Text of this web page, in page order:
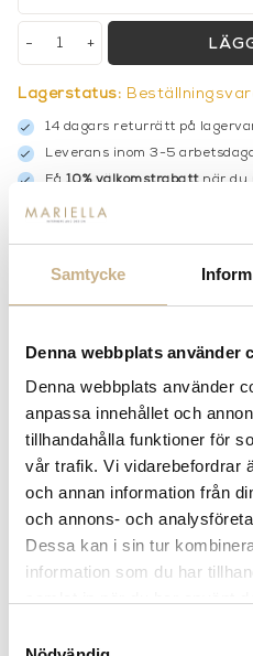
Samtycke
Denna webbplats använder
Denna webbplats använder
anpassa innehållet och
tillhandahålla funktioner för
vår trafik. Vi vidarebefordrar
och annan information från
och annons- och
Dessa kan i sin tur
information som du har
+
-
Lagerstatus:
14 dagars returrätt på
Leverans inom 3-5
Få 10% välkomstrabattnär du
Hämta i butik
BESKRIVNING
MER FRÅN NOBILIS